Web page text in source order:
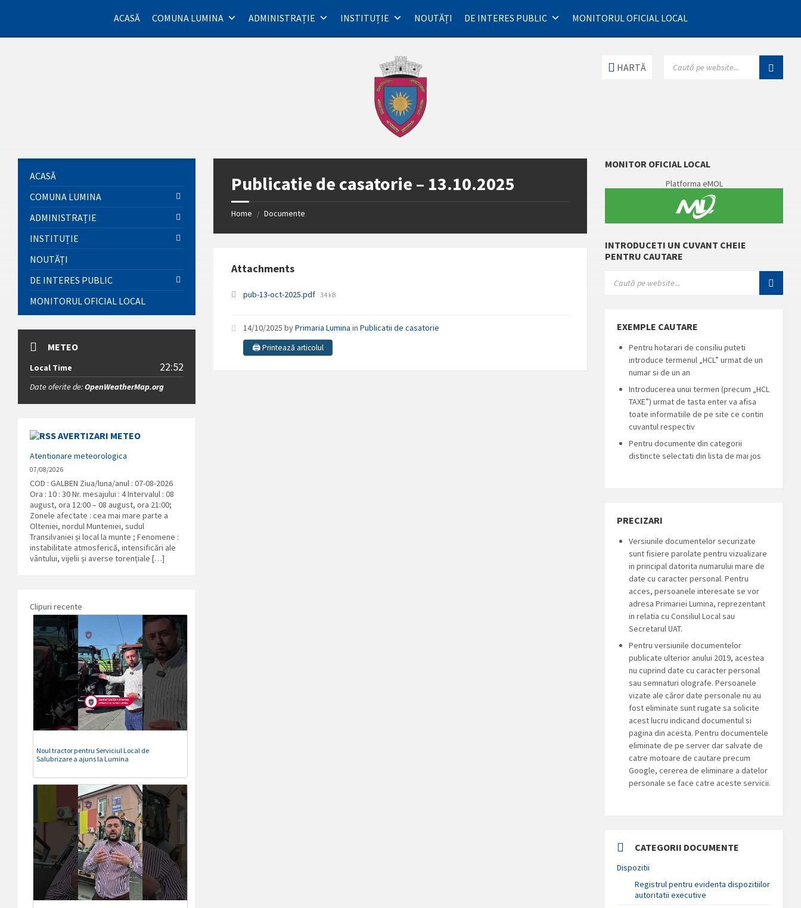
sidebar
sidebar
ACASĂ COMUNA LUMINA ADMINISTRAȚIE INSTITUȚIE NOUTĂȚI DE INTERES PUBLIC MONITORUL OFICIAL LOCAL
HARTĂ
Publicatie de casatorie – 13.10.2025
Home / Documente
Attachments
pub-13-oct-2025.pdf File
34 kB
14/10/2025byPrimaria Lumina inPublicatii de casatorie
🖨️ Printează articolul
ACASĂ
COMUNA LUMINA
ADMINISTRAȚIE
INSTITUȚIE
NOUTĂȚI
DE INTERES PUBLIC
MONITORUL OFICIAL LOCAL
METEO
Local Time 22:52
Date oferite de:OpenWeatherMap.org
AVERTIZARI METEO
Atentionare meteorologica
07/08/2026
COD : GALBEN Ziua/luna/anul : 07-08-2026
Ora : 10 : 30 Nr. mesajului : 4 Intervalul : 08
august, ora 12:00 – 08 august, ora 21:00;
Zonele afectate : cea mai mare parte a
Olteniei, nordul Munteniei, sudul
Transilvaniei și local la munte ; Fenomene :
instabilitate atmosferică, intensificări ale
vântului, vijelii și averse torențiale […]
Clipuri recente
Noul tractor pentru Serviciul Local de
Salubrizare a ajuns la Lumina
MONITOR OFICIAL LOCAL
Platforma eMOL
INTRODUCETI UN CUVANT CHEIE
PENTRU CAUTARE
EXEMPLE CAUTARE
Pentru hotarari de consiliu puteti
introduce termenul „HCL” urmat de un
numar si de un an
Introducerea unui termen (precum „HCL
TAXE”) urmat de tasta enter va afisa
toate informatiile de pe site ce contin
cuvantul respectiv
Pentru documente din categorii
distincte selectati din lista de mai jos
PRECIZARI
Versiunile documentelor securizate
sunt fisiere parolate pentru vizualizare
in principal datorita numarului mare de
date cu caracter personal. Pentru
acces, persoanele interesate se vor
adresa Primariei Lumina, reprezentant
in relatia cu Consiliul Local sau
Secretarul UAT.
Pentru versiunile documentelor
publicate ulterior anului 2019, acestea
nu cuprind date cu caracter personal
sau semnaturi olografe. Persoanele
vizate ale căror date personale nu au
fost eliminate sunt rugate sa solicite
acest lucru indicand documentul si
pagina din acesta. Pentru documentele
eliminate de pe server dar salvate de
catre motoare de cautare precum
Google, cererea de eliminare a datelor
personale se face catre aceste servicii.
CATEGORII DOCUMENTE
Dispozitii
Registrul pentru evidenta dispozitiilor
autoritatii executive